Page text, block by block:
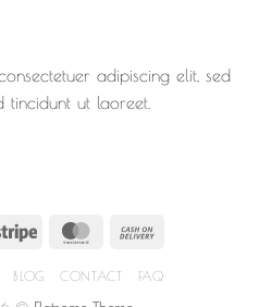
adipiscing elit, sed
tincidunt ut laoreet.
Stripe MasterCard
Delivery
BLOG CONTACT FAQ